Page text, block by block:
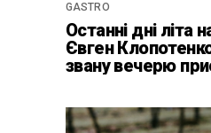
GASTRO
Останні дні літа
Євген
звану вечерю